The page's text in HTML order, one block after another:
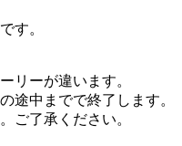
す。
リーが違います。
途中までで終了します。
ご了承ください。